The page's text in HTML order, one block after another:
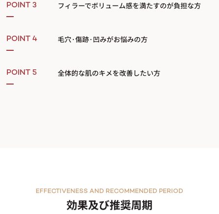
POINT 3 フィラーでボリューム感を満たすのが負担な方
POINT 4 毛穴·傷跡·凹みがお悩みの方
POINT 5 全体的な肌のキメを改善したい方
効果及び推奨周期
EFFECTIVENESS AND RECOMMENDED PERIOD